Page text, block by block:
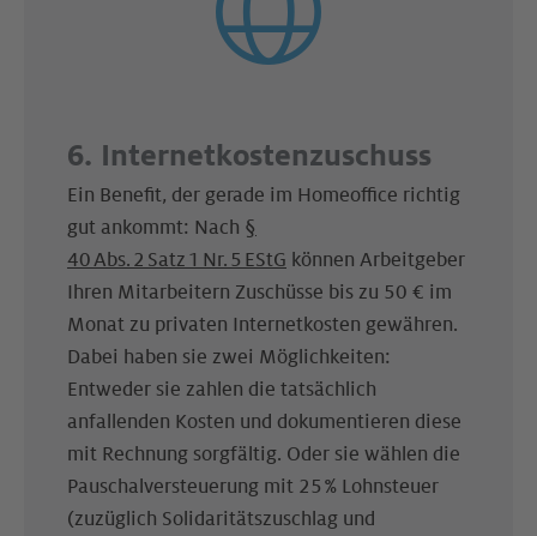
6. Internetkostenzuschuss
Ein Benefit, der gerade im Homeoffice richtig
gut ankommt: Nach §
40 Abs. 2 Satz 1 Nr. 5 EStG können Arbeitgeber
Ihren Mitarbeitern Zuschüsse bis zu 50 € im
Monat zu privaten Internetkosten gewähren.
Dabei haben sie zwei Möglichkeiten:
Entweder sie zahlen die tatsächlich
anfallenden Kosten und dokumentieren diese
mit Rechnung sorgfältig. Oder sie wählen die
Pauschalversteuerung mit 25 % Lohnsteuer
(zuzüglich Solidaritätszuschlag und